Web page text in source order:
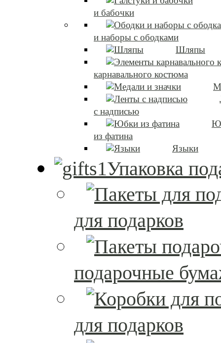
и бабочки
и наборы с ободками
Шляпы
карнавального костюма
с надписью
из фатина
Языки
Упаковка
для подарков
подарочные
для подарков